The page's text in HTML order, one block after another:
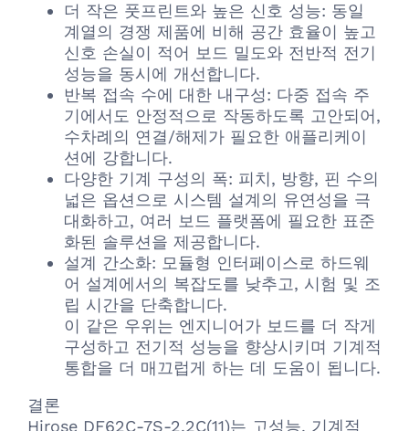
더 작은 풋프린트와 높은 신호 성능: 동일
계열의 경쟁 제품에 비해 공간 효율이 높고
신호 손실이 적어 보드 밀도와 전반적 전기
성능을 동시에 개선합니다.
반복 접속 수에 대한 내구성: 다중 접속 주
기에서도 안정적으로 작동하도록 고안되어,
수차례의 연결/해제가 필요한 애플리케이
션에 강합니다.
다양한 기계 구성의 폭: 피치, 방향, 핀 수의
넓은 옵션으로 시스템 설계의 유연성을 극
대화하고, 여러 보드 플랫폼에 필요한 표준
화된 솔루션을 제공합니다.
설계 간소화: 모듈형 인터페이스로 하드웨
어 설계에서의 복잡도를 낮추고, 시험 및 조
립 시간을 단축합니다.
이 같은 우위는 엔지니어가 보드를 더 작게
구성하고 전기적 성능을 향상시키며 기계적
통합을 더 매끄럽게 하는 데 도움이 됩니다.
결론
Hirose DF62C-7S-2.2C(11)는 고성능, 기계적